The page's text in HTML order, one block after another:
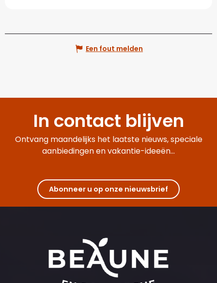
Een fout melden
In contact blijven
Ontvang maandelijks het laatste nieuws, speciale
aanbiedingen en vakantie-ideeën...
Abonneer u op onze nieuwsbrief